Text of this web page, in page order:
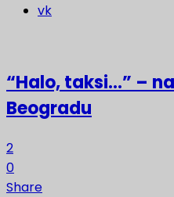
vk
“Halo, taksi…” –
Beogradu
2
0
Share